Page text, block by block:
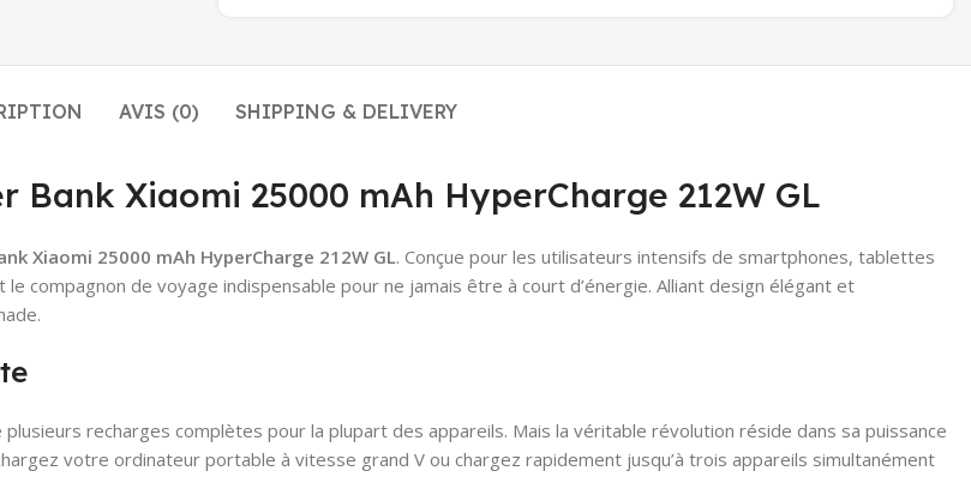
AVIS (0) SHIPPING & DELIVERY
Xiaomi 25000 mAh HyperCharge 212W GL
Xiaomi 25000 mAh HyperCharge 212W GL. Conçue pour les utilisateurs intensifs de smartphones, tablettes
de voyage indispensable pour ne jamais être à court d’énergie. Alliant design élégant et
recharges complètes pour la plupart des appareils. Mais la véritable révolution réside dans sa puissance
votre ordinateur portable à vitesse grand V ou chargez rapidement jusqu’à trois appareils simultanément